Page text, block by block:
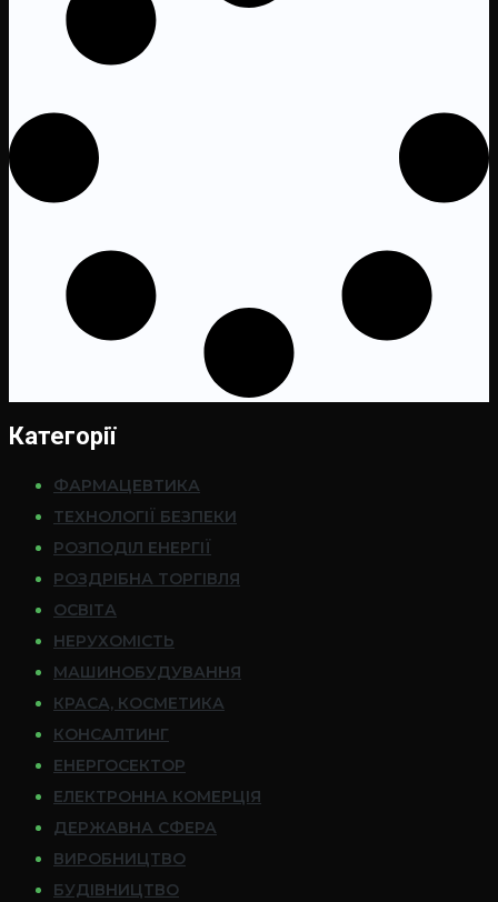
Категорії
ФАРМАЦЕВТИКА
ТЕХНОЛОГІЇ БЕЗПЕКИ
РОЗПОДІЛ ЕНЕРГІЇ
РОЗДРІБНА ТОРГІВЛЯ
ОСВІТА
НЕРУХОМІСТЬ
МАШИНОБУДУВАННЯ
КРАСА, КОСМЕТИКА
КОНСАЛТИНГ
ЕНЕРГОСЕКТОР
ЕЛЕКТРОННА КОМЕРЦІЯ
ДЕРЖАВНА СФЕРА
ВИРОБНИЦТВО
БУДІВНИЦТВО